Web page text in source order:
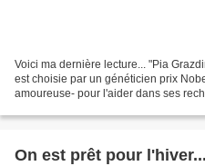
Voici ma dernière lecture... "Pia
est choisie par un généticien prix
amoureuse- pour l'aider dans ses
On est prêt pour l'hiver...